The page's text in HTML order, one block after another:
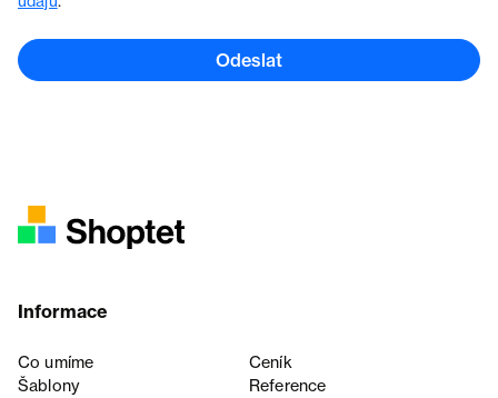
Odeslat
Informace
Co umíme
Ceník
Šablony
Reference